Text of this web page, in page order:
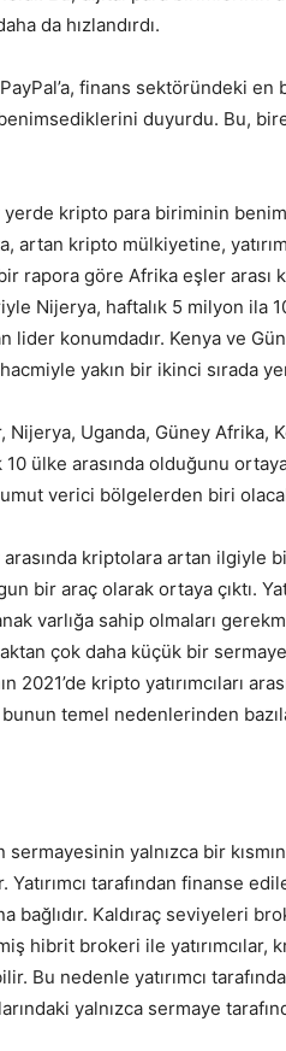
da hızlandırdı.
finans sektöründeki
duyurdu. Bu,
kripto para biriminin
artan kripto mülkiyetine,
rapora göre Afrika eşler arası
Nijerya, haftalık 5 milyon ila
lider konumdadır. Kenya ve
yakın bir ikinci sırada
Nijerya, Uganda, Güney Afrika,
10 ülke arasında olduğunu
verici bölgelerden biri
arasında kriptolara artan ilgiyle
bir araç olarak ortaya çıktı.
varlığa sahip olmaları
çok daha küçük bir
2021’de kripto yatırımcıları
temel nedenlerinden
sermayesinin yalnızca bir
Yatırımcı tarafından finanse
bağlıdır. Kaldıraç seviyeleri
hibrit brokeri ile yatırımcılar,
Bu nedenle yatırımcı
yalnızca sermaye